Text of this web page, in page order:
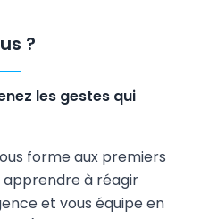
?
les gestes qui
forme aux premiers
apprendre à réagir
et vous équipe en